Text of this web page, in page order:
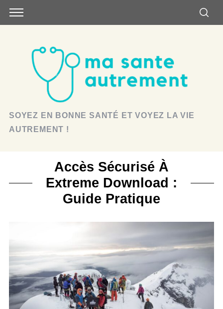
SOYEZ EN BONNE SANTÉ ET VOYEZ LA VIE
AUTREMENT !
Accès Sécurisé À
Extreme Download :
Guide Pratique